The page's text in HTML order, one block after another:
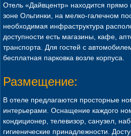
Отель «Дайвцентр» находится прямо
зоне Ольгинки, на мелко-галечном
необходимая инфраструктура
доступности есть магазины, кафе,
транспорта. Для гостей с
бесплатная парковка возле корпуса.
Размещение:
В отеле предлагаются просторные
интерьерами. Оснащение каждого
кондиционер, телевизор, санузел,
гигиенические принадлежности.